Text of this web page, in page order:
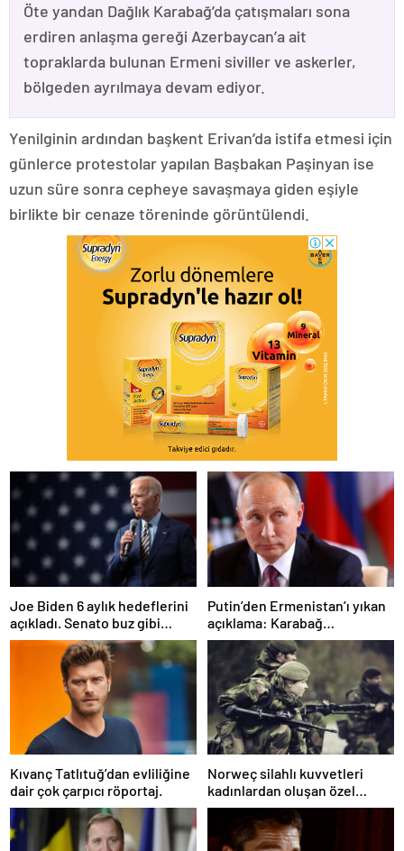
Öte yandan Dağlık Karabağ’da çatışmaları sona
erdiren anlaşma gereği Azerbaycan’a ait
topraklarda bulunan Ermeni siviller ve askerler,
bölgeden ayrılmaya devam ediyor.
Yenilginin ardından başkent Erivan’da istifa etmesi için
günlerce protestolar yapılan Başbakan Paşinyan ise
uzun süre sonra cepheye savaşmaya giden eşiyle
birlikte bir cenaze töreninde görüntülendi.
Joe Biden 6 aylık hedeflerini
açıkladı. Senato buz gibi…
Putin’den Ermenistan’ı yıkan
açıklama: Karabağ
Azerbaycan’ın ayrılmaz bir
parçasıdır!
Kıvanç Tatlıtuğ’dan evliliğine
dair çok çarpıcı röportaj.
Norweç silahlı kuvvetleri
kadınlardan oluşan özel
kuvvetler eğitimlerini
başlattı.